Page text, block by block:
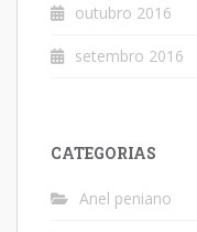
outubro 2016
setembro 2016
CATEGORIAS
Anel peniano